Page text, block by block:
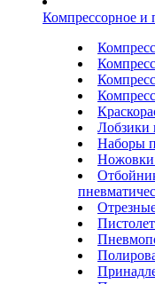
Компрессорное и
Лобзики
Наборы
Ножовки